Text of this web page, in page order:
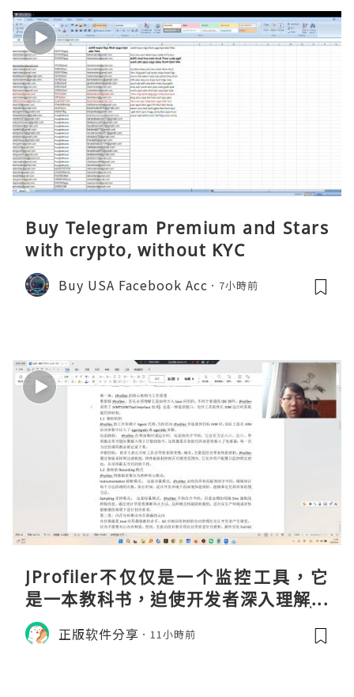
Buy Telegram Premium and Stars
with crypto, without KYC
Buy USA Facebook Acc 7小時前
JProfiler不仅仅是一个监控工具，它
是一本教科书，迫使开发者深入理解JV
M的内存模型、垃圾回收机制和并发原
理。通过直观的可视化数据，它将抽象
正版软件分享 11小時前